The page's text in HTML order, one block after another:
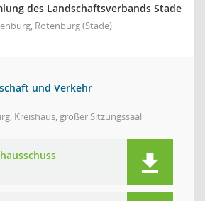
des Landschaftsverbands Stade
Rotenburg (Stade)
und Verkehr
Kreishaus, großer Sitzungssaal